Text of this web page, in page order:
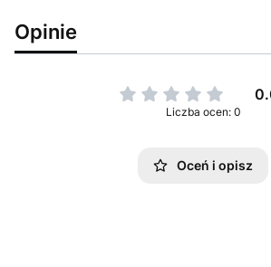
Opinie
Liczba ocen: 0
Oceń i opisz